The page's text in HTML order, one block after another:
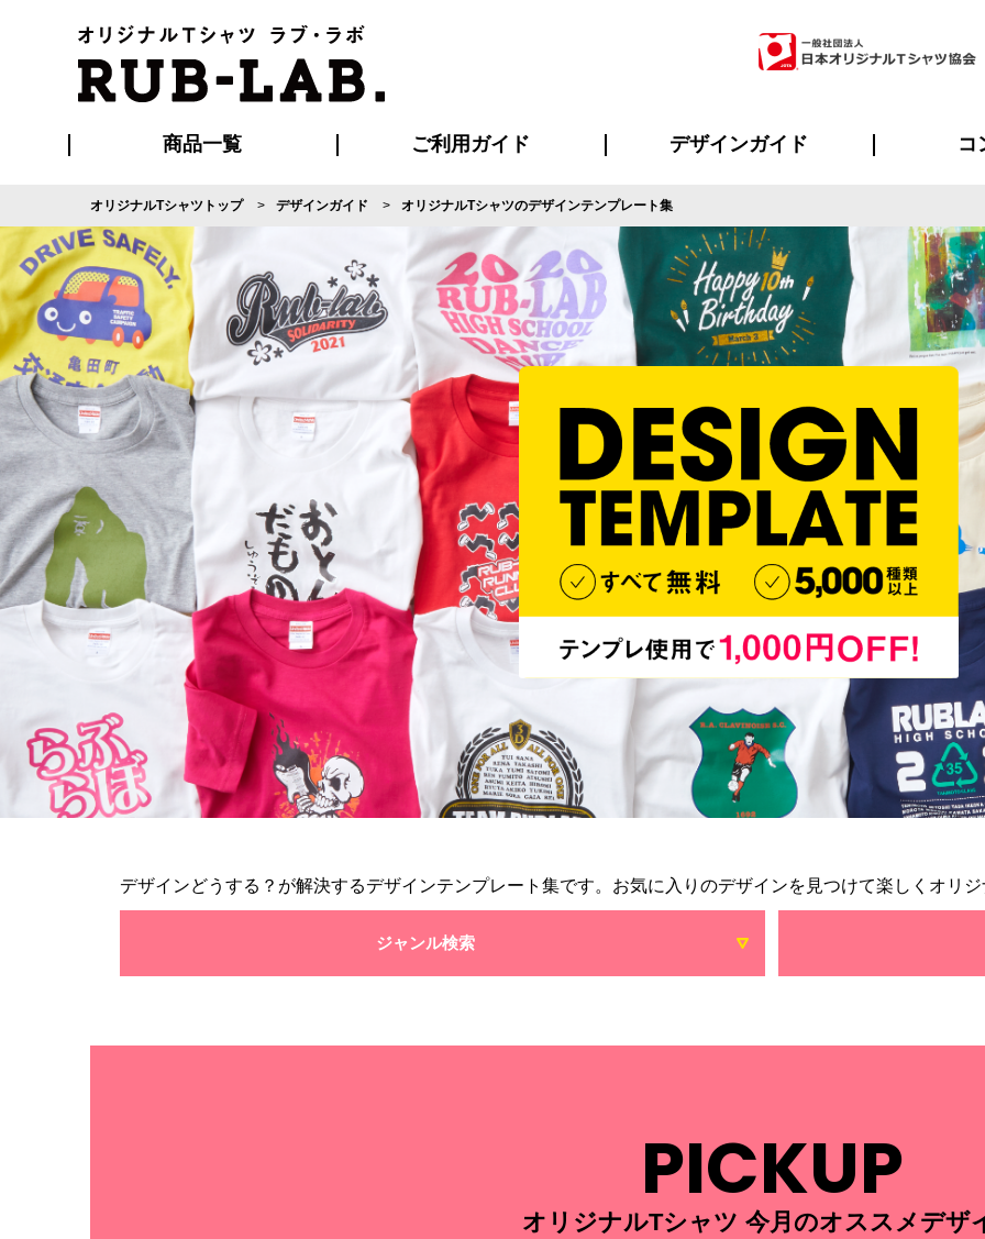
商品一覧
Tシャツ ポロシャツ パーカー・スウェット
ブルゾン・コート セットアップ・ジャージ ツナギ スポー
ハッピ キャップ・バンダナ グッズ全般 の
ご利用ガイド
ご利用ガイド
はじめての方へ
再注文の方へ
お支払い方法について
割引まとめページ
発送・特急サービスについて
版の保管期限について
マイページ会員のメリット
よくあるご質問
デザインガイド
デザイン入稿について
デザイン料について
デザインテンプレート集
デザインシミュレーター
書体一覧（フォント集）
プリント・加工一覧
コ
オリジナルTシャツトップ デザインガイド オリジナルTシャツのデザインテンプレート集
デザインどうする？が解決するデザインテンプレート集です。お気に入りのデザインを見つけて楽しくオリ
ジャンル検索
PICKUP
オリジナルTシャツ 今月のオススメデザ